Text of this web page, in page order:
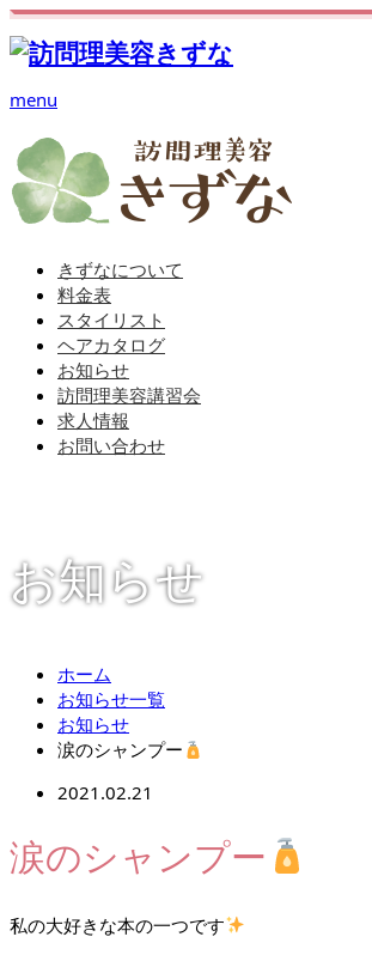
menu
きずなについて
料金表
スタイリスト
ヘアカタログ
お知らせ
訪問理美容講習会
求人情報
お問い合わせ
お知らせ
ホーム
お知らせ一覧
お知らせ
涙のシャンプー
2021.02.21
涙のシャンプー
私の大好きな本の一つです